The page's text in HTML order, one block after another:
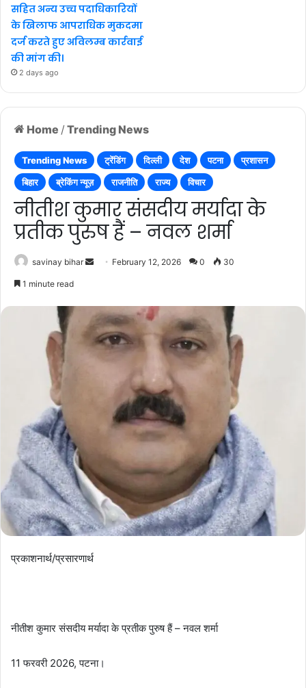
Home / Trending News
Trending News ट्रेंडिंग दिल्ली देश पटना
प्रशासन
बिहार
ब्रेकिंग न्यूज़ राजनीति राज्य विचार
नीतीश कुमार संसदीय मर्यादा के
प्रतीक पुरुष हैं – नवल शर्मा
savinay bihar
SendFebruary 12, 2026 0 30
1 minute read
प्रकाशनार्थ/प्रसारणार्थ
नीतीश कुमार संसदीय मर्यादा के प्रतीक पुरुष हैं – नवल शर्मा
11 फरवरी 2026, पटना।
सहित अन्य उच्च पदाधिकारियों
के खिलाफ आपराधिक मुकदमा
दर्ज करते हुए अविलम्ब कार्रवाई
की मांग की।
2 days ago